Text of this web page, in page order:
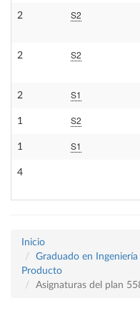
2 S2
2 S2
2 S1
1 S2
1 S1
4
Inicio
Graduado en
Producto
Asignaturas del plan